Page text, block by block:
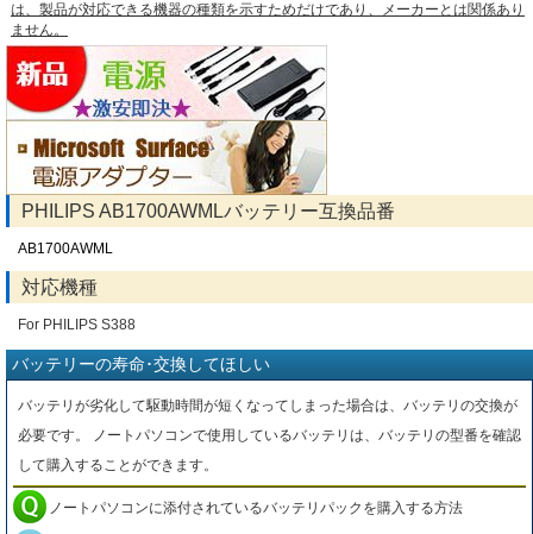
は、製品が対応できる機器の種類を示すためだけであり、メーカーとは関係あり
ません。
PHILIPS AB1700AWMLバッテリー互換品番
AB1700AWML
対応機種
For PHILIPS S388
バッテリーの寿命･交換してほしい
バッテリが劣化して駆動時間が短くなってしまった場合は、バッテリの交換が
必要です。 ノートパソコンで使用しているバッテリは、バッテリの型番を確認
して購入することができます。
ノートパソコンに添付されているバッテリパックを購入する方法